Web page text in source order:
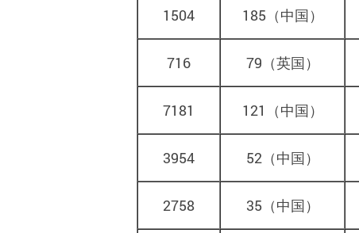
1504 185（中国）
716 79 （英国）
7181 121 （中国）
3954 52（中国）
2758 35（中国）